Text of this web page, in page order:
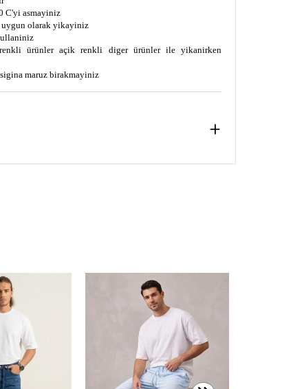
C'yi asmayiniz
olarak yikayiniz
ürünler açik renkli diger ürünler ile yikanirken
maruz birakmayiniz